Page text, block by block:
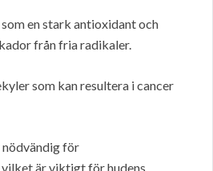
en stark antioxidant och
från fria radikaler.
som kan resultera i cancer
för
är viktigt för hudens,